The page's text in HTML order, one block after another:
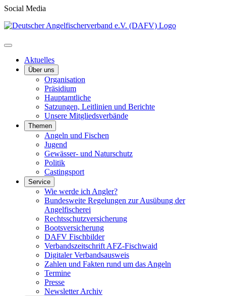
Social Media
Aktuelles
Über uns
Organisation
Präsidium
Hauptamtliche
Satzungen, Leitlinien und Berichte
Unsere Mitgliedsverbände
Themen
Angeln und Fischen
Jugend
Gewässer- und Naturschutz
Politik
Castingsport
Service
Wie werde ich Angler?
Bundesweite Regelungen zur Ausübung der
Angelfischerei
Rechtsschutzversicherung
Bootsversicherung
DAFV Fischbilder
Verbandszeitschrift AFZ-Fischwaid
Digitaler Verbandsausweis
Zahlen und Fakten rund um das Angeln
Termine
Presse
Newsletter Archiv